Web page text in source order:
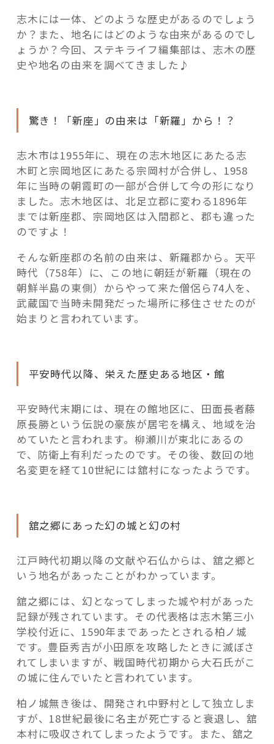
志木には一体、どのような歴史があるのでしょう
か？また、地名にはどのような由来があるのでし
ょうか？今回、ステキライフ編集部は、志木の歴
史や地名の由来を調べてきました♪
驚き！「新座」の由来は「新羅」から！？
志木市は1955年に、現在の志木地区にあたる志
木町と宗岡地区にあたる宗岡村が合併し、1958
年に当時の朝霞町の一部が合併して今の形になり
ました。志木地区は、北足立郡に変わる1896年
までは新座郡、宗岡地区は入間郡と、郡も違った
のですよ！
そんな新座郡の名前の由来は、新羅郡から。天平
時代（758年）に、この地に朝廷が新羅（現在の
朝鮮半島の東側）からやって来た僧侶ら74人を、
武蔵国で当時未開発だった場所に移住させたのが
始まりと言われています。
平安時代以降、栄えた歴史ある地区・館
平安時代末期には、現在の館地区に、田面長者藤
原長勝という伝説の豪族が居宅を構え、地域を治
めていたと言われます。柳瀬川が東北にあるの
で、防衛上有利だったのです。その後、数回の地
名変更を経て10世紀には舘村になったようです。
舘之郷にあった幻の城と幻の村
江戸時代初期以降の文献や石仏からは、舘之郷と
いう地名があったことがわかっています。
舘之郷には、幻となってしまった城や村があった
記録が残されています。その代表格は志木第三小
学校付近に、1590年まであったとされる柏ノ城
です。豊臣秀吉が小田原を攻略したときに滅ぼさ
れてしまいますが、戦国時代初期から大石氏がこ
の城に住んでいたと言われています。
柏ノ城無き後は、開発され中野村として独立しま
すが、18世紀最後に名主が死亡すると衰退し、舘
本村に吸収されてしまったようです。また、舘之